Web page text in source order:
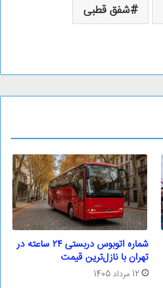
شفق قطبی
شماره اتوبوس دربستی ۲۴ ساعته در
تهران با نازل‌ترین قیمت
12 مرداد 1405